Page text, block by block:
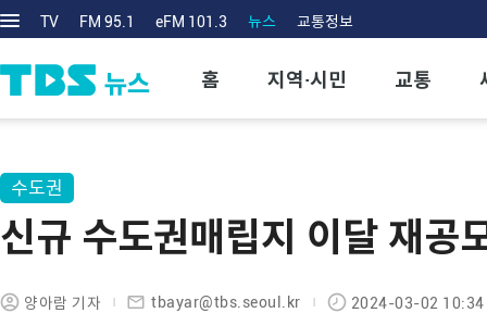
TV FM 95.1 eFM 101.3 뉴스 교통정보
홈 지역·시민 교통
수도권
신규 수도권매립지 이달 재공
양아람 기자 tbayar@tbs.seoul.kr 2024-03-02 10:34